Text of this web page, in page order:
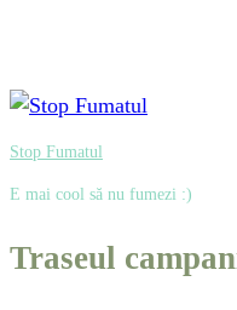
Stop Fumatul
E mai cool să nu fumezi :)
Traseul